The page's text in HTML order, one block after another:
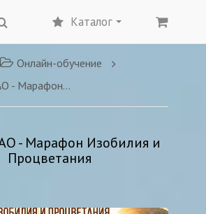
Каталог
Онлайн-обучение
и Процветания
- Марафон Изобилия и
Процветания